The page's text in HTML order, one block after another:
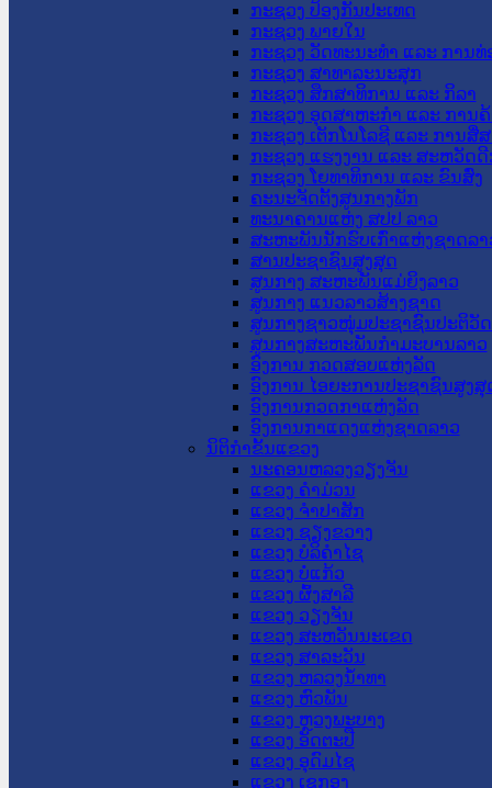
ກະຊວງ ປ້ອງກັນປະເທດ
ກະຊວງ ພາຍໃນ
ກະຊວງ ວັດທະນະທຳ ແລະ ການທ່
ກະຊວງ ສາທາລະນະສຸກ
ກະຊວງ ສຶກສາທິການ ແລະ ກິລາ
ກະຊວງ ອຸດສາຫະກຳ ແລະ ການຄ້
ກະຊວງ ເຕັກໂນໂລຊີ ແລະ ການສື່
ກະຊວງ ແຮງງານ ແລະ ສະຫວັດ
ກະຊວງ ໂຍທາທິການ ແລະ ຂົນສົ່ງ
ຄະນະຈັດຕັ້ງສູນກາງພັກ
ທະນາຄານແຫ່ງ ສປປ ລາວ
ສະຫະພັນນັກຮົບເກົ່າແຫ່ງຊາດລາ
ສານປະຊາຊົນສູງສຸດ
ສູນກາງ ສະຫະພັນແມ່ຍິງລາວ
ສູນກາງ ແນວລາວສ້າງຊາດ
ສູນກາງຊາວໜຸ່ມປະຊາຊົນປະຕິວັ
ສູນກາງສະຫະພັນກຳມະບານລາວ
ອົງການ ກວດສອບແຫ່ງລັດ
ອົງການ ໄອຍະການປະຊາຊົນສູງສຸ
ອົງການກວດກາແຫ່ງລັດ
ອົງການກາແດງແຫ່ງຊາດລາວ
ນິຕິກໍາຂັ້ນແຂວງ
ນະ​ຄອນ​ຫລວງວຽງຈັນ
ແຂວງ ຄໍາມ່ວນ
ແຂວງ ຈໍາປາສັກ
ແຂວງ ຊຽງຂວາງ
ແຂວງ ບໍລິຄໍາໄຊ
ແຂວງ ບໍ່ແກ້ວ
ແຂວງ ຜົ້ງສາລີ
ແຂວງ ວຽງຈັນ
ແຂວງ ສະຫວັນນະເຂດ
ແຂວງ ສາລະວັນ
ແຂວງ ຫລວງນໍ້າທາ
ແຂວງ ຫົວພັນ
ແຂວງ ຫຼວງພະບາງ
ແຂວງ ອັດຕະປື
ແຂວງ ອຸດົມໄຊ
ແຂວງ ເຊກອງ